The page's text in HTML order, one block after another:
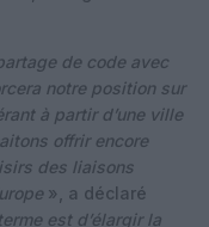
de code avec
notre position sur
à partir d’une ville
offrir encore
des liaisons
», a déclaré
est d’élargir la